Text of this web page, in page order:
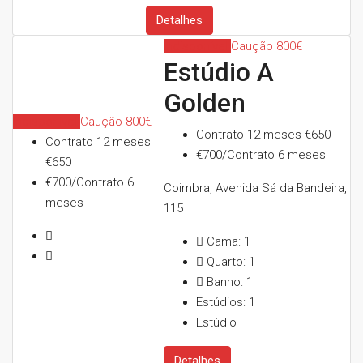
Detalhes
Caução 800€
Contrato 12 meses
€650
€700/Contrato 6
meses
Caução 800€
Estúdio A
Golden
Contrato 12 meses€650
€700/Contrato 6 meses
Coimbra, Avenida Sá da Bandeira,
115
Cama: 1
Quarto: 1
Banho: 1
Estúdios: 1
Estúdio